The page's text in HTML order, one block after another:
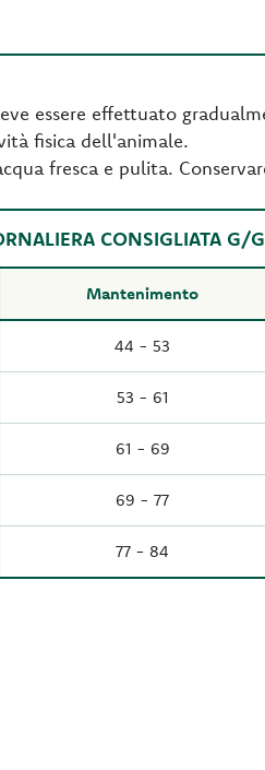
essere effettuato
fisica dell'animale.
fresca e pulita.
CONSIGLIATA G/
Mantenimento
44 - 53
53 - 61
61 - 69
69 - 77
77 - 84